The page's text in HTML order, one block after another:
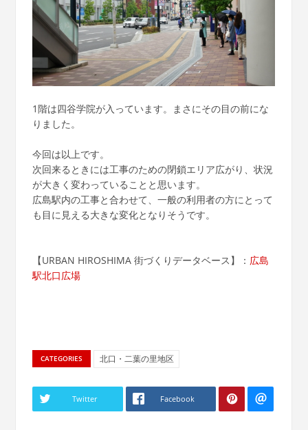
1階は四谷学院が入っています。まさにその目の前にな
りました。
今回は以上です。
次回来るときには工事のための閉鎖エリア広がり、状況
が大きく変わっていることと思います。
広島駅内の工事と合わせて、一般の利用者の方にとって
も目に見える大きな変化となりそうです。
【URBAN HIROSHIMA 街づくりデータベース】： 広島
駅北口広場
CATEGORIES 北口・二葉の里地区
Twitter Facebook